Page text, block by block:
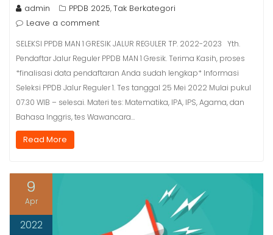
admin PPDB 2025,Tak Berkategori
Leave a comment
SELEKSI PPDB MAN 1 GRESIK JALUR REGULER TP. 2022-2023 Yth.
Pendaftar Jalur Reguler PPDB MAN 1 Gresik. Terima Kasih, proses
*finalisasi data pendaftaran Anda sudah lengkap* Informasi
Seleksi PPDB Jalur Reguler 1. Tes tanggal 25 Mei 2022 Mulai pukul
07.30 WIB – selesai. Materi tes: Matematika, IPA, IPS, Agama, dan
Bahasa Inggris, tes Wawancara…
Read More
9
Apr
2022